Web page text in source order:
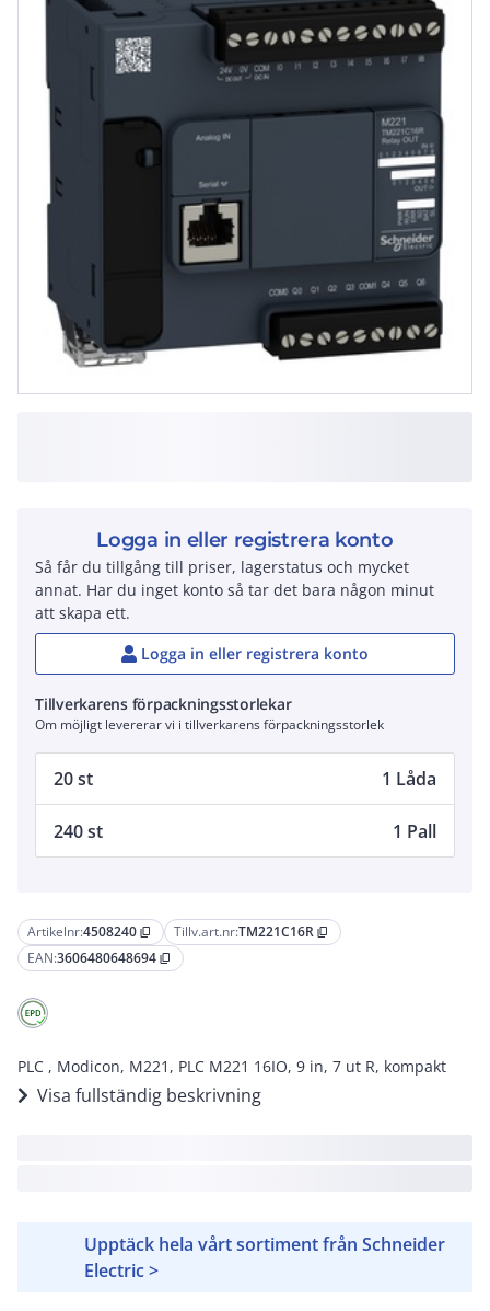
Artikelnr:4508240 content_copy Tillv.art.nr:TM221C16R content_copy
EAN:3606480648694 content_copy
PLC , Modicon, M221, PLC M221 16IO, 9 in, 7 ut R, kompakt
Visa fullständig beskrivning
Upptäck hela vårt sortiment från Schneider
Electric >
Logga in eller registrera konto
Så får du tillgång till priser, lagerstatus och mycket
annat. Har du inget konto så tar det bara någon minut
att skapa ett.
Logga in eller registrera konto
Tillverkarens förpackningsstorlekar
Om möjligt levererar vi i tillverkarens förpackningsstorlek
20 st 1 Låda
240 st 1 Pall